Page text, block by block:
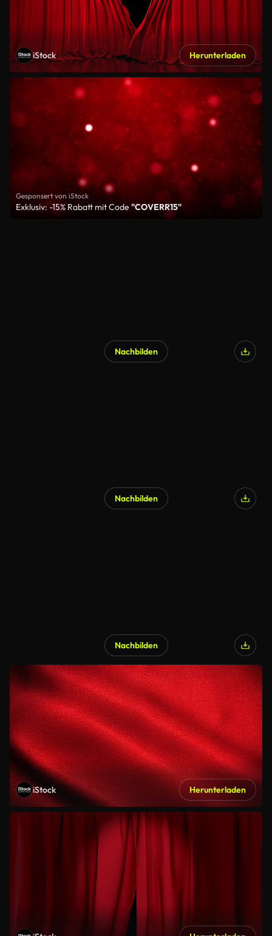
iStock Herunterladen
Gesponsert von iStock
Exklusiv: -15% Rabatt mit Code "COVERR15"
Nachbilden
Nachbilden
Nachbilden
iStock Herunterladen